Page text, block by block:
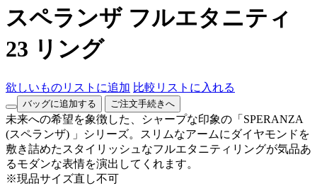
スペランザ フルエタニティ
23 リング
欲しいものリストに追加 比較リストに入れる
バッグに追加する ご注文手続きへ
未来への希望を象徴した、シャープな印象の「SPERANZA
(スペランザ) 」シリーズ。スリムなアームにダイヤモンドを
敷き詰めたスタイリッシュなフルエタニティリングが気品あ
るモダンな表情を演出してくれます。
※現品サイズ直し不可